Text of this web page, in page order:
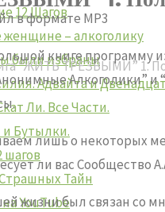
12 Шагов
женщине – алкоголику
были избраны
Адвайта и
Ли. Все Части.
Бутылки.
шагов
Тайн
YouTube
“ЖИТЬ ТРЕЗВЫМИ” 1.
в формате MP3
книге программу
Алкоголики”
лишь о некоторых
ли вас Сообщество
жизни был связан со